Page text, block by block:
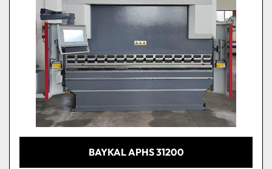
BAYKAL APHS 31200